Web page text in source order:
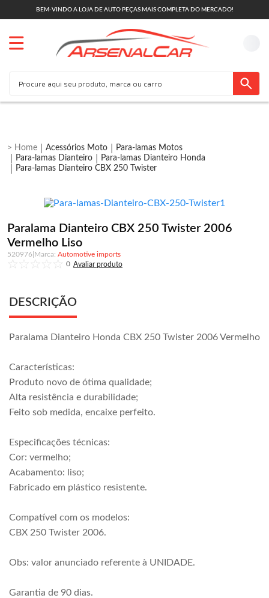
BEM-VINDO A LOJA DE AUTO PEÇAS MAIS COMPLETA DO MERCADO!
Acessórios Moto
Para-lamas Motos
Para-lamas Dianteiro
Para-lamas Dianteiro Honda
Para-lamas Dianteiro CBX 250 Twister
Paralama Dianteiro CBX 250 Twister 2006
Vermelho Liso
520976
Automotive imports
0
DESCRIÇÃO
Paralama Dianteiro Honda CBX 250 Twister 2006 Vermelho
Características:
Produto novo de ótima qualidade;
Alta resistência e durabilidade;
Feito sob medida, encaixe perfeito.
Especificações técnicas:
Cor: vermelho;
Acabamento: liso;
Fabricado em plástico resistente.
Compatível com os modelos:
CBX 250 Twister 2006.
Obs: valor anunciado referente à UNIDADE.
Garantia de 90 dias.